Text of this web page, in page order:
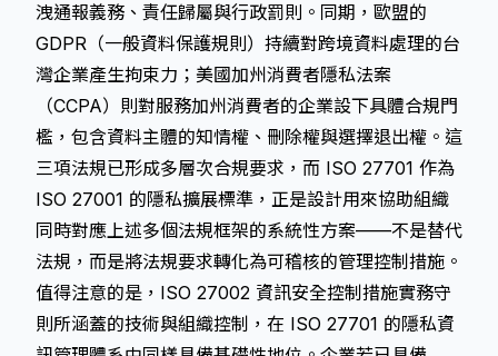
洩通報義務、責任歸屬與行政罰則。同期，歐盟的
GDPR（一般資料保護規則）持續對跨境資料處理的台
灣企業產生拘束力；美國加州消費者隱私法案
（CCPA）則對服務加州消費者的企業設下具體合規門
檻，包含資料主體的知情權、刪除權與選擇退出權。這
三項法規已形成多層次合規要求，而 ISO 27701 作為
ISO 27001 的隱私擴展標準，正是設計用來協助組織
同時對應上述多個法規框架的系統性方案——不是替代
法規，而是將法規要求轉化為可稽核的管理控制措施。
值得注意的是，ISO 27002 資訊安全控制措施實務守
則所涵蓋的技術與組織控制，在 ISO 27701 的隱私資